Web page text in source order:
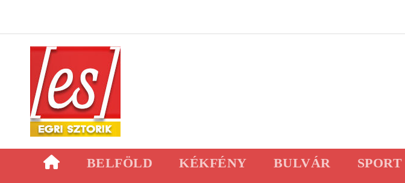
content
BELFÖLD KÉKFÉNY BULVÁR SPORT